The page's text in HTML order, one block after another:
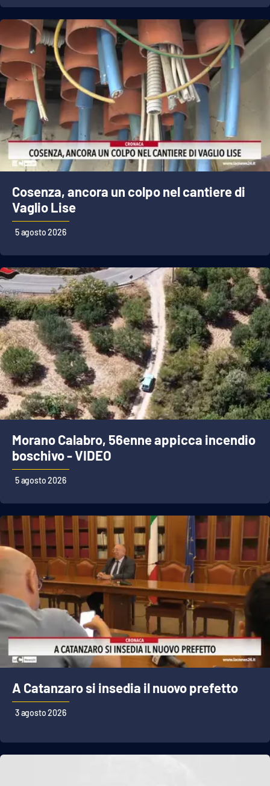
Cosenza, ancora un colpo nel cantiere di
Vaglio Lise
5 agosto 2026
Morano Calabro, 56enne appicca incendio
boschivo - VIDEO
5 agosto 2026
A Catanzaro si insedia il nuovo prefetto
3 agosto 2026